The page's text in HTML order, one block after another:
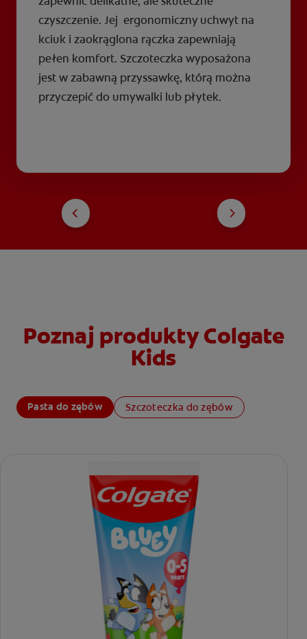
czyszczenie. Jej ergonomiczny uchwyt na
kciuk i zaokrąglona rączka zapewniają
pełen komfort. Szczoteczka wyposażona
jest w zabawną przyssawkę, którą można
przyczepić do umywalki lub płytek.
Poznaj produkty Colgate
Kids
Pasta do zębów Szczoteczka do zębów